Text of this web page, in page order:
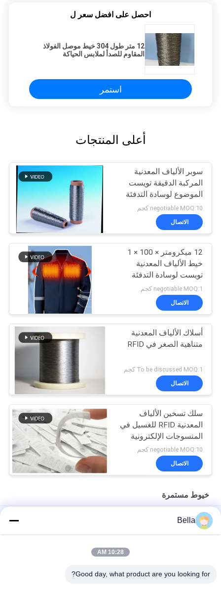
احصل على افضل سعر ل
12 متر طول 304 خيط موصل الفولاذ
المقاوم للصدأ لملابس الحياكة
استمر
أعلى المنتجات
سوبر الألياف المعدنية
المركبة الدقيقة تويست
الموضوع لوسادة التدفئة
negotiable MOQ:10 كجم
الاتصال
12 ميكرومتر × 100 × 1
خيط الألياف المعدنية
تويست لوسادة التدفئة
negotiable MOQ:1 كجم
الاتصال
أسلاك الألياف المعدنية
متناهية الصغر في RFID
To be discussed MOQ:1 كجم
الاتصال
سلك تسخين الألياف
المعدنية RFID للغسيل في
المنسوجات الإلكترونية
negotiable MOQ:10 كجم
الاتصال
خيوط مستمرة
12um خيوط الغزل الموصلة كهربائيا
خيط خياطة مقاوم للحرارة من الفولاذ المقاوم للصدأ 316L ، مقاومة
Bella
10:28 AM
Good day, what product are you looking for?